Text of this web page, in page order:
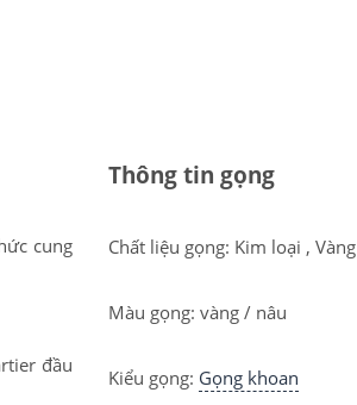
cung
đầu
Thông tin gọng
Chất liệu gọng: Kim loại , Vàng
Màu gọng: vàng / nâu
Kiểu gọng: Gọng khoan